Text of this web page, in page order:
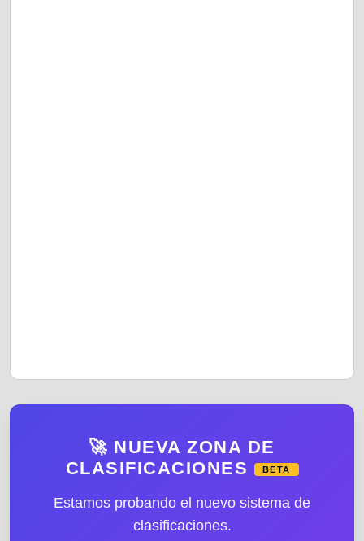
🚀 NUEVA ZONA DE
CLASIFICACIONES
BETA
Estamos probando el nuevo sistema de
clasificaciones.